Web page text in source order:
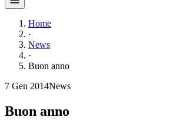
Home
·
News
·
Buon anno
7 Gen 2014News
Buon anno